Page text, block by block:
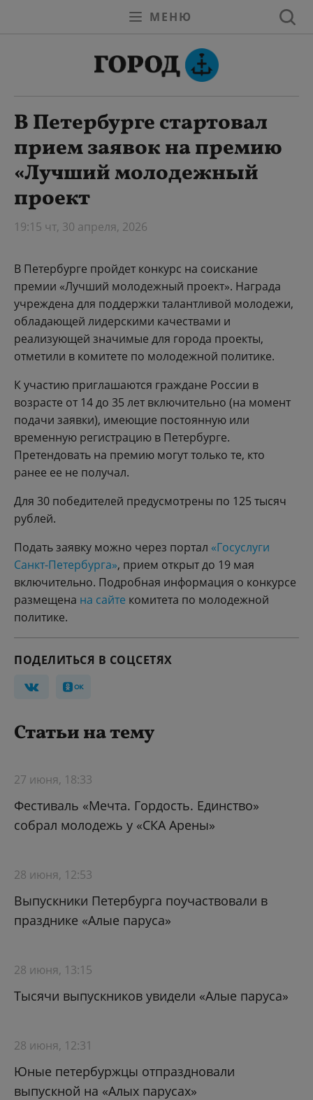
МЕНЮ
В Петербурге стартовал
прием заявок на премию
«Лучший молодежный
проект
19:15 чт, 30 апреля, 2026
В Петербурге пройдет конкурс на соискание
премии «Лучший молодежный проект». Награда
учреждена для поддержки талантливой молодежи,
обладающей лидерскими качествами и
реализующей значимые для города проекты,
отметили в комитете по молодежной политике.
К участию приглашаются граждане России в
возрасте от 14 до 35 лет включительно (на момент
подачи заявки), имеющие постоянную или
временную регистрацию в Петербурге.
Претендовать на премию могут только те, кто
ранее ее не получал.
Для 30 победителей предусмотрены по 125 тысяч
рублей.
Подать заявку можно через портал «Госуслуги
Санкт-Петербурга», прием открыт до 19 мая
включительно. Подробная информация о конкурсе
размещена на сайте комитета по молодежной
политике.
ПОДЕЛИТЬСЯ В СОЦСЕТЯХ
Статьи на тему
27 июня, 18:33
Фестиваль «Мечта. Гордость. Единство»
собрал молодежь у «СКА Арены»
28 июня, 12:53
Выпускники Петербурга поучаствовали в
празднике «Алые паруса»
28 июня, 13:15
Тысячи выпускников увидели «Алые паруса»
28 июня, 12:31
Юные петербуржцы отпраздновали
выпускной на «Алых парусах»